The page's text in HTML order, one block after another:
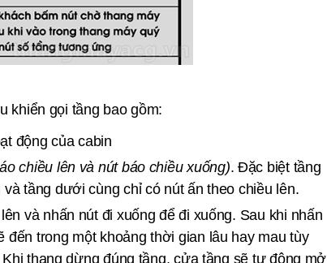
khiển gọi tầng bao gồm:
động của cabin
chiều lên và nút báo chiều xuống). Đặc biệt tầng
tầng dưới cùng chỉ có nút ấn theo chiều lên.
và nhấn nút đi xuống để đi xuống. Sau khi nhấn
đến trong một khoảng thời gian lâu hay mau tùy
thang dừng đúng tầng, cửa tầng sẽ tự động mở